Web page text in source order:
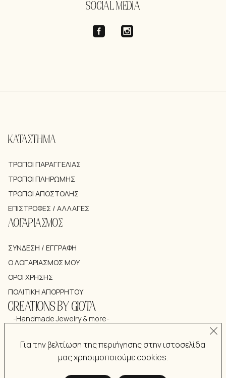
SOCIAL MEDIA
ΚΑΤΑΣΤΗΜΑ
ΤΡΌΠΟΙ ΠΑΡΑΓΓΕΛΊΑΣ
ΤΡΌΠΟΙ ΠΛΗΡΩΜΉΣ
ΤΡΌΠΟΙ ΑΠΟΣΤΟΛΉΣ
ΕΠΙΣΤΡΟΦΈΣ / ΑΛΛΑΓΈΣ
ΛΟΓΑΡΙΑΣΜΟΣ
ΣΎΝΔΕΣΗ / ΕΓΓΡΑΦΉ
Ο ΛΟΓΑΡΙΑΣΜΌΣ ΜΟΥ
ΌΡΟΙ ΧΡΉΣΗΣ
ΠΟΛΙΤΙΚΉ ΑΠΟΡΡΉΤΟΥ
CREATIONS BY GIOTA
-Handmade Jewelry & more-
Για την βελτίωση της περιήγησης στην ιστοσελίδα
μας χρησιμοποιούμε cookies.